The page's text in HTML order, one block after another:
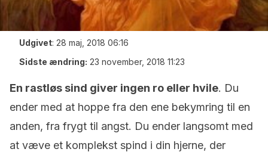
Udgivet: 28 maj, 2018 06:16
Sidste ændring: 23 november, 2018 11:23
En rastløs sind giver ingen ro eller hvile. Du
ender med at hoppe fra den ene bekymring til en
anden, fra frygt til angst. Du ender langsomt med
at væve et komplekst spind i din hjerne, der